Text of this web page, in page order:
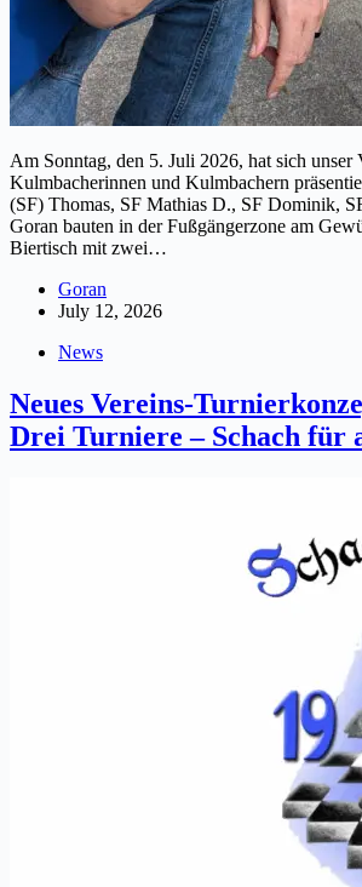
Am Sonntag, den 5. Juli 2026, hat sich unser
Kulmbacherinnen und Kulmbachern
(SF) Thomas, SF Mathias D., SF Dominik,
Goran bauten in der Fußgängerzone am
Biertisch mit zwei…
Goran
July 12, 2026
News
Neues Vereins-
Drei Turniere – Schach für